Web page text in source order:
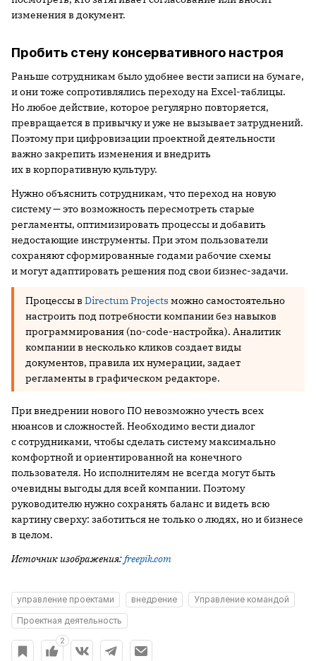
изменения в документ.
Пробить стену консервативного настроя
Раньше сотрудникам было удобнее вести записи на бумаге,
и они тоже сопротивлялись переходу на Excel-таблицы.
Но любое действие, которое регулярно повторяется,
превращается в привычку и уже не вызывает затруднений.
Поэтому при цифровизации проектной деятельности
важно закрепить изменения и внедрить
их в корпоративную культуру.
Нужно объяснить сотрудникам, что переход на новую
систему — это возможность пересмотреть старые
регламенты, оптимизировать процессы и добавить
недостающие инструменты. При этом пользователи
сохраняют сформированные годами рабочие схемы
и могут адаптировать решения под свои бизнес-задачи.
Процессы в Directum Projects можно самостоятельно
настроить под потребности компании без навыков
программирования (no-code-настройка). Аналитик
компании в несколько кликов создает виды
документов, правила их нумерации, задает
регламенты в графическом редакторе.
При внедрении нового ПО невозможно учесть всех
нюансов и сложностей. Необходимо вести диалог
с сотрудниками, чтобы сделать систему максимально
комфортной и ориентированной на конечного
пользователя. Но исполнителям не всегда могут быть
очевидны выгоды для всей компании. Поэтому
руководителю нужно сохранять баланс и видеть всю
картину сверху: заботиться не только о людях, но и бизнесе
в целом.
Источникизображения: freepik.com
управление проектами внедрение
Управление командой
Проектная деятельность
2